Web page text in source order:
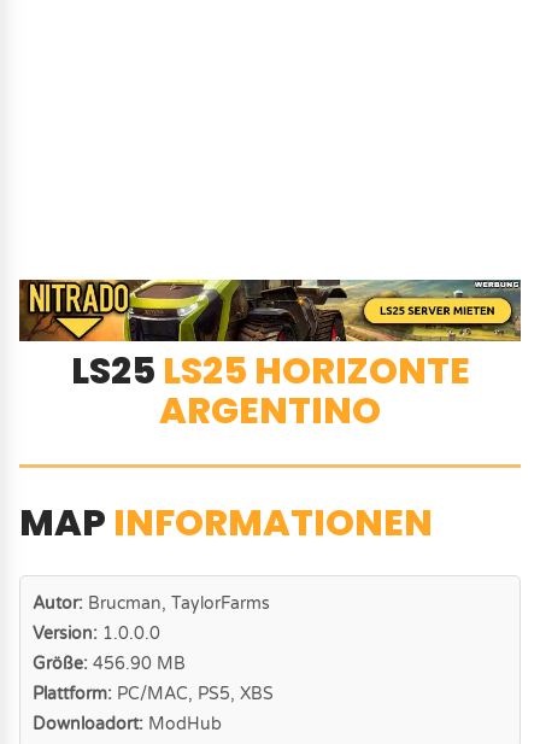
LS25 LS25 HORIZONTE
ARGENTINO
MAP INFORMATIONEN
Autor: Brucman, TaylorFarms
Version: 1.0.0.0
Größe: 456.90 MB
Plattform: PC/MAC, PS5, XBS
Downloadort: ModHub